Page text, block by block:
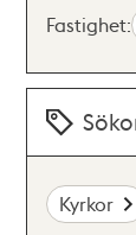
Fastighet:
Kyrkor